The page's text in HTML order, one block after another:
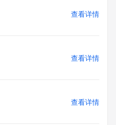
查看详情
查看详情
查看详情